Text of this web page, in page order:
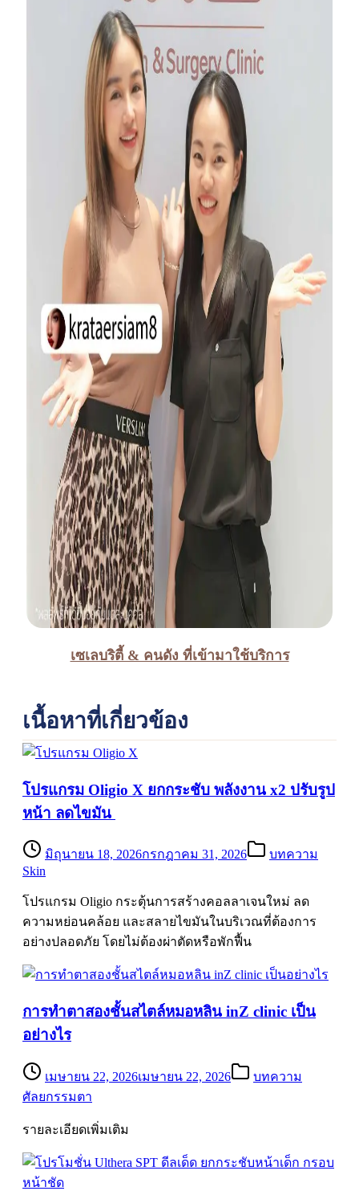
เซเลบริตี้ & คนดัง ที่เข้ามาใช้บริการ
เนื้อหาที่เกี่ยวข้อง
โปรแกรม Oligio X ยกกระชับ พลังงาน x2 ปรับรูป
หน้า ลดไขมัน
มิถุนายน 18, 2026กรกฎาคม 31, 2026
บทความ
Skin
โปรแกรม Oligio กระตุ้นการสร้างคอลลาเจนใหม่ ลด
ความหย่อนคล้อย และสลายไขมันในบริเวณที่ต้องการ
อย่างปลอดภัย โดยไม่ต้องผ่าตัดหรือพักฟื้น
การทำตาสองชั้นสไตล์หมอหลิน inZ clinic เป็น
อย่างไร
เมษายน 22, 2026เมษายน 22, 2026
บทความ
ศัลยกรรมตา
รายละเอียดเพิ่มเติม